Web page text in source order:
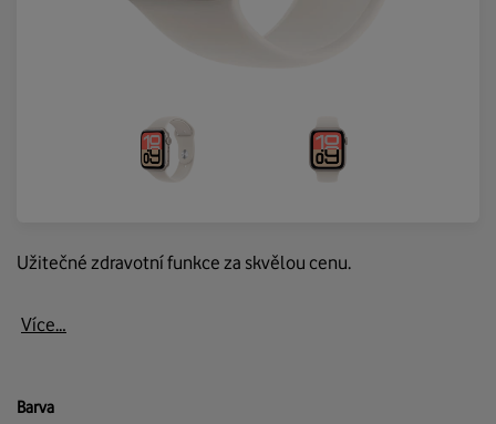
Užitečné zdravotní funkce za skvělou cenu.
Více…
Barva